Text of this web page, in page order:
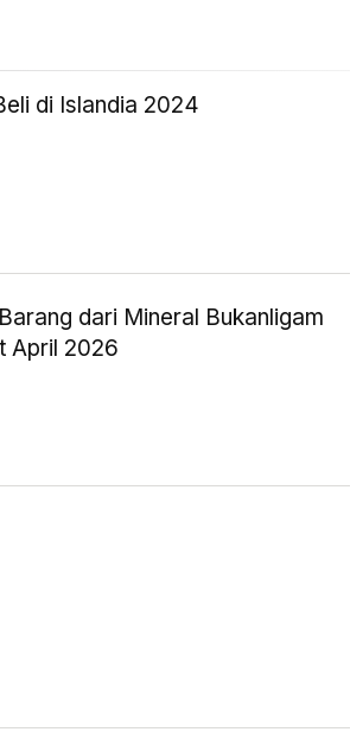
di Islandia 2024
dari Mineral Bukanligam
April 2026